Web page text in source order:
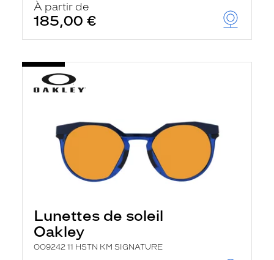
À partir de
185,00 €
Lunettes de soleil
Oakley
OO9242 11 HSTN KM SIGNATURE